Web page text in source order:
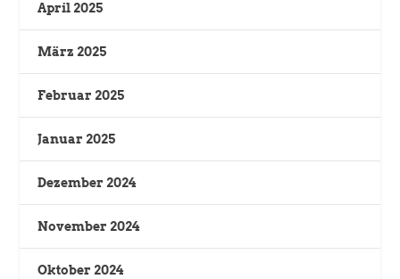
April 2025
März 2025
Februar 2025
Januar 2025
Dezember 2024
November 2024
Oktober 2024